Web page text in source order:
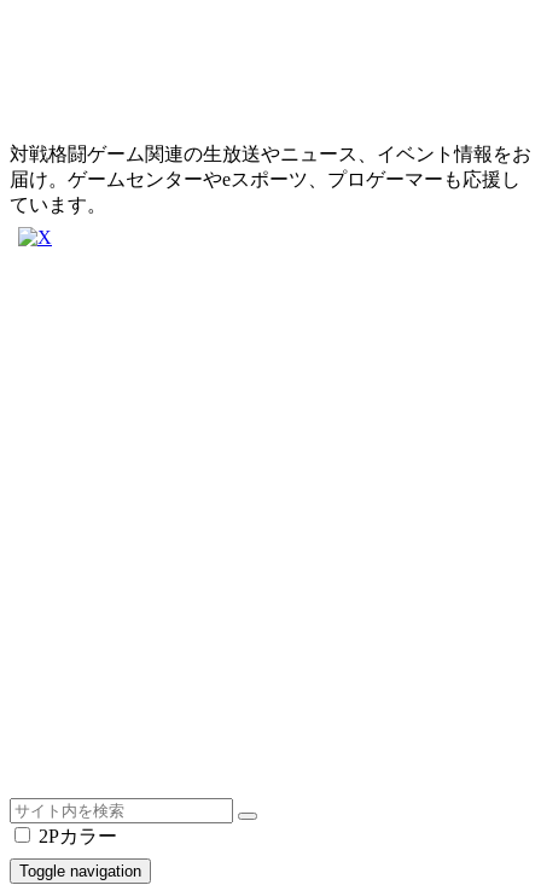
対戦格闘ゲーム関連の生放送やニュース、イベント情報をお
届け。ゲームセンターやeスポーツ、プロゲーマーも応援し
ています。
2Pカラー
Toggle navigation